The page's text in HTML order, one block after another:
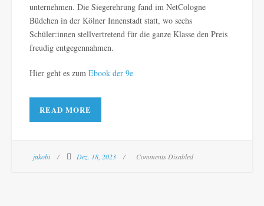
unternehmen. Die Siegerehrung fand im NetCologne
Büdchen in der Kölner Innenstadt statt, wo sechs
Schüler:innen stellvertretend für die ganze Klasse den Preis
freudig entgegennahmen.
Hier geht es zum Ebook der 9e
READ MORE
jakobi Dez. 18, 2023 Comments Disabled